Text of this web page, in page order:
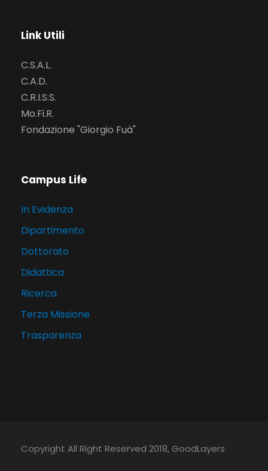
Link Utili
C.S.A.L.
C.A.D.
C.R.I.S.S.
Mo.Fi.R.
Fondazione "Giorgio Fuà"
Campus Life
In Evidenza
Dipartimento
Dottorato
Didattica
Ricerca
Terza Missione
Trasparenza
Copyright All Right Reserved 2018, GoodLayers